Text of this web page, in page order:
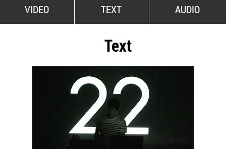
VIDEO TEXT AUDIO
Text